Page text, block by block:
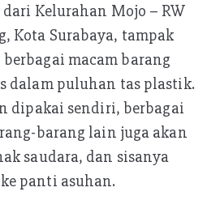
Kelurahan Mojo – RW
Kota Surabaya, tampak
macam barang
dalam puluhan tas plastik.
dipakai sendiri, berbagai
barang lain juga akan
saudara, dan sisanya
panti asuhan.